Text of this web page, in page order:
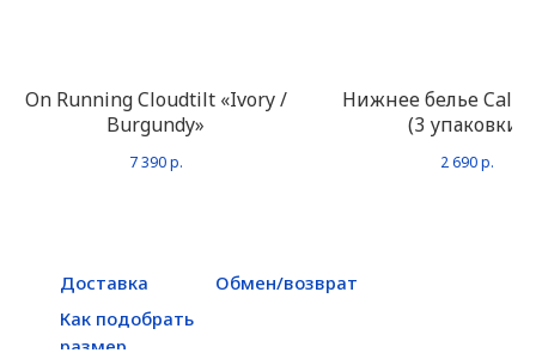
On Running Cloudtilt «Ivory /
Burgundy»
7 390 р.
Нижнее белье
(3 упаковки)
2 690 р.
Доставка
Обмен/возврат
Как подобрать
размер